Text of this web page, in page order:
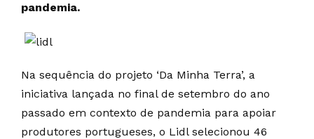
pandemia.
Na sequência do projeto ‘Da Minha Terra’, a
iniciativa lançada no final de setembro do ano
passado em contexto de pandemia para apoiar
produtores portugueses, o Lidl selecionou 46